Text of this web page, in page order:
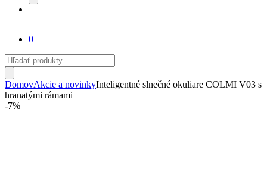
0
Products
search
DomovAkcie a novinkyInteligentné slnečné okuliare COLMI V03 s
hranatými rámami
-7%